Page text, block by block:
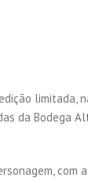
limitada,
da Bodega